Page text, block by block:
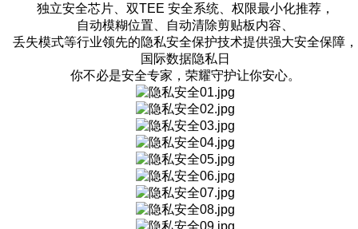
独立安全芯片、双TEE 安全系统、权限最小化推荐，
自动模糊位置、自动清除剪贴板内容、
丢失模式等行业领先的隐私安全保护技术提供强大安全保障，
国际数据隐私日
你不必是安全专家，荣耀守护让你安心。